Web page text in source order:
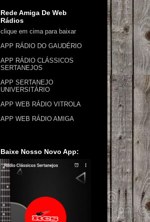
Rede Amiga De Web
Rádios
clique em cima para baixar
APP RÁDIO DO GAUDÉRIO
APP RÁDIO CLÁSSICOS
SERTANEJOS
APP SERTANEJO
UNIVERSITÁRIO
APP WEB RÁDIO VITROLA
APP WEB RÁDIO AMIGA
Baixe Nosso Novo App: